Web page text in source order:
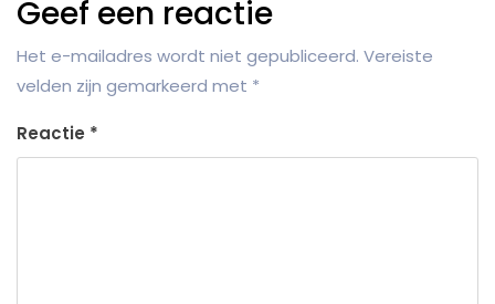
Geef een reactie
Het e-mailadres wordt niet gepubliceerd. Vereiste
velden zijn gemarkeerd met *
Reactie *